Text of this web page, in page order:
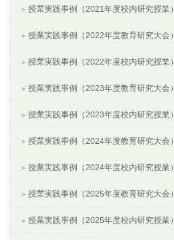
授業実践事例（2021年度校内研究授業）
授業実践事例（2022年度教育研究大会）
授業実践事例（2022年度校内研究授業）
授業実践事例（2023年度教育研究大会）
授業実践事例（2023年度校内研究授業）
授業実践事例（2024年度教育研究大会）
授業実践事例（2024年度校内研究授業）
授業実践事例（2025年度教育研究大会）
授業実践事例（2025年度校内研究授業）